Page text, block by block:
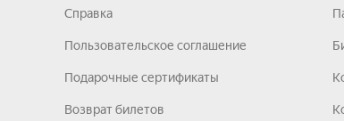
Справка
Пользовательское соглашение
Подарочные сертификаты
Возврат билетов